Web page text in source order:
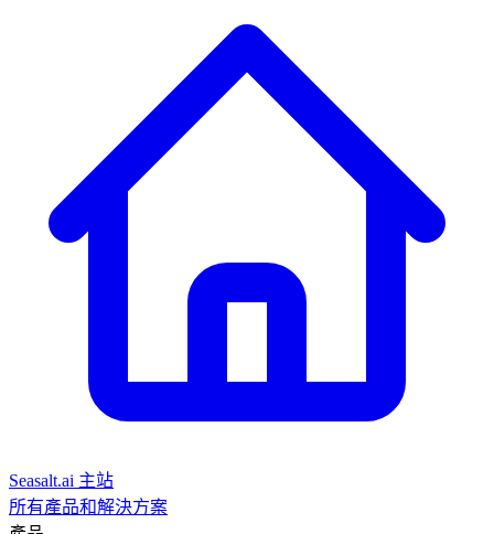
Seasalt.ai 主站
所有產品和解決方案